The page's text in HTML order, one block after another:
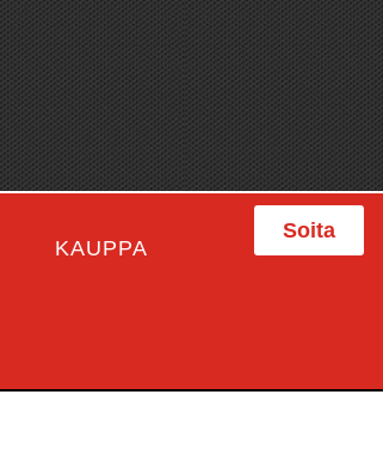
KAUPPA
Soita